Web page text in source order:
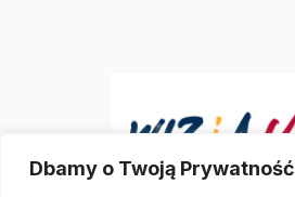
Dbamy o Twoją Prywatność